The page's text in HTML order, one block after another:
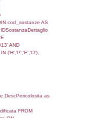
f_territori_limitrofi
ON
=